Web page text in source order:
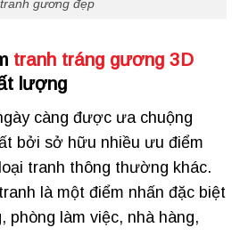
gương đẹp
tranh tráng gương 3D
lượng
càng được ưa chuộng
bởi sở hữu nhiều ưu điểm
tranh thông thường khác.
là một điểm nhấn đặc biệt
phòng làm việc, nhà hàng,